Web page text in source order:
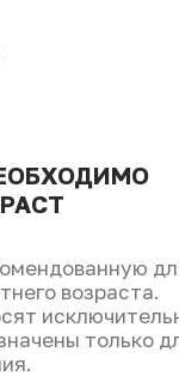
возраста.
только